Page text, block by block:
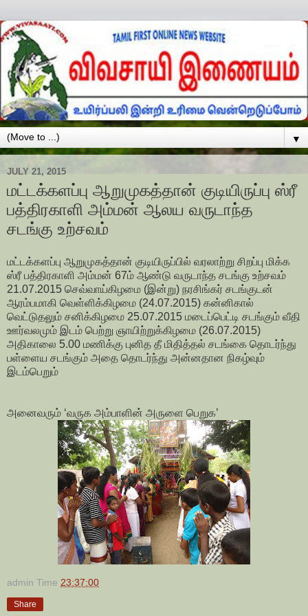
▼
JULY 21, 2015
மட்டக்களப்பு ஆறுமுகத்தான் குடியிருப்பு ஸ்ரீ
பத்திரகாளி அம்மன் ஆலய வருடாந்த
சடங்கு உற்சவம்
மட்டக்களப்பு ஆறுமுகத்தான் குடியிருப்பில் வரலாற்று சிறப்பு மிக்க
ஸ்ரீ பத்திரகாளி அம்மன் 67ம் ஆண்டு வருடாந்த சடங்கு உற்சவம்
21.07.2015 செவ்வாய்கிழமை (இன்று) நரசிங்கர் சடங்குடன்
ஆரம்பமாகி வெள்ளிக்கிழமை (24.07.2015) கன்னிகால்
வெட்டுதலும் சனிக்கிழமை 25.07.2015 மடைப்பெட்டி சடங்கும் வீதி
ஊர்வலமும் இடம் பெற்று ஞாயிற்றுக்கிழமை (26.07.2015)
அதிகாலை 5.00 மணிக்கு புனித தீ மிதித்தல் சடங்கை தொடர்ந்து
பள்ளைய சடங்கும் அதை தொடர்ந்து அன்னதான நிகழ்வும்
இடம்பெறும்
அனைவரும் ‘வருக அம்பாளின் அருளை பெறுக’
admin Time 23:37:00
Share